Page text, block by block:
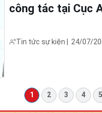
công tác tại Cục
Tin tức sự kiện 24/07/
1 2 3 4 5